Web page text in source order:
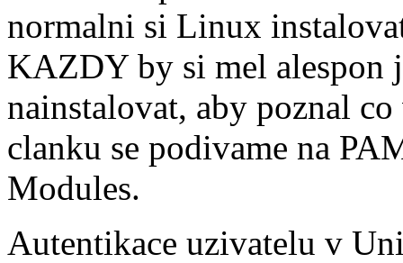
normalni si Linux
KAZDY by si mel alespon
nainstalovat, aby poznal
clanku se podivame na
Modules.
Autentikace uzivatelu v